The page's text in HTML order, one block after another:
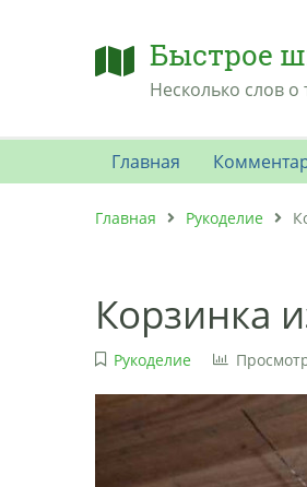
Быстрое
Несколько слов о
Главная
Главная Рукоделие
Корзинка
Рукоделие